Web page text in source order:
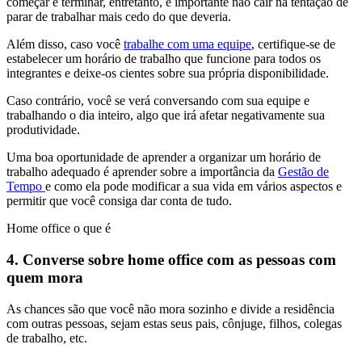
parar de trabalhar mais cedo do que deveria.
Além disso, caso você trabalhe com uma equipe, certifique-se de
estabelecer um horário de trabalho que funcione para todos os
integrantes e deixe-os cientes sobre sua própria disponibilidade.
Caso contrário, você se verá conversando com sua equipe e
trabalhando o dia inteiro, algo que irá afetar negativamente sua
produtividade.
Uma boa oportunidade de aprender a organizar um horário de
trabalho adequado é aprender sobre a importância da Gestão de
Tempo e como ela pode modificar a sua vida em vários aspectos e
permitir que você consiga dar conta de tudo.
Home office o que é
4. Converse sobre home office com as pessoas com
quem mora
As chances são que você não mora sozinho e divide a residência
com outras pessoas, sejam estas seus pais, cônjuge, filhos, colegas
de trabalho, etc.